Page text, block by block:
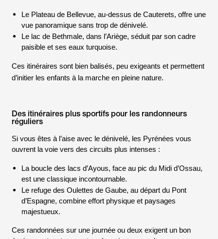
Le Plateau de Bellevue, au-dessus de Cauterets, offre une
vue panoramique sans trop de dénivelé.
Le lac de Bethmale, dans l’Ariège, séduit par son cadre
paisible et ses eaux turquoise.
Ces itinéraires sont bien balisés, peu exigeants et permettent
d’initier les enfants à la marche en pleine nature.
Des itinéraires plus sportifs pour les randonneurs
réguliers
Si vous êtes à l’aise avec le dénivelé, les Pyrénées vous
ouvrent la voie vers des circuits plus intenses :
La boucle des lacs d’Ayous, face au pic du Midi d’Ossau,
est une classique incontournable.
Le refuge des Oulettes de Gaube, au départ du Pont
d’Espagne, combine effort physique et paysages
majestueux.
Ces randonnées sur une journée ou deux exigent un bon